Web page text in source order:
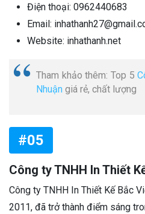
Điện thoại: 0962440683
Email:
Website: inhathanh.net
Tham khảo thêm: Top 5
Nhuận giá rẻ, chất lượng
#05
Công ty TNHH In Thiết
Công ty TNHH In Thiết Kế Bắc
2011, đã trở thành điểm sáng